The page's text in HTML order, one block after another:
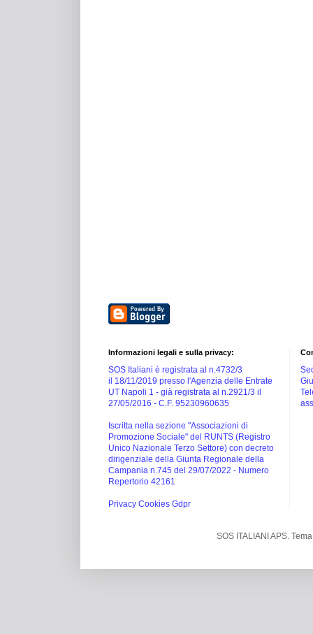
Informazioni legali e sulla privacy:
SOS Italiani è registrata al n.4732/3
il 18/11/2019 presso l'Agenzia delle Entrate
UT Napoli 1 - già registrata al n.2921/3 il
27/05/2016 - C.F. 95230960635
Iscritta nella sezione "Associazioni di
Promozione Sociale" del RUNTS (Registro
Unico Nazionale Terzo Settore) con decreto
dirigenziale della Giunta Regionale della
Campania n.745 del 29/07/2022 - Numero
Repertorio 42161
Privacy Cookies Gdpr
SOS ITALIANI APS.